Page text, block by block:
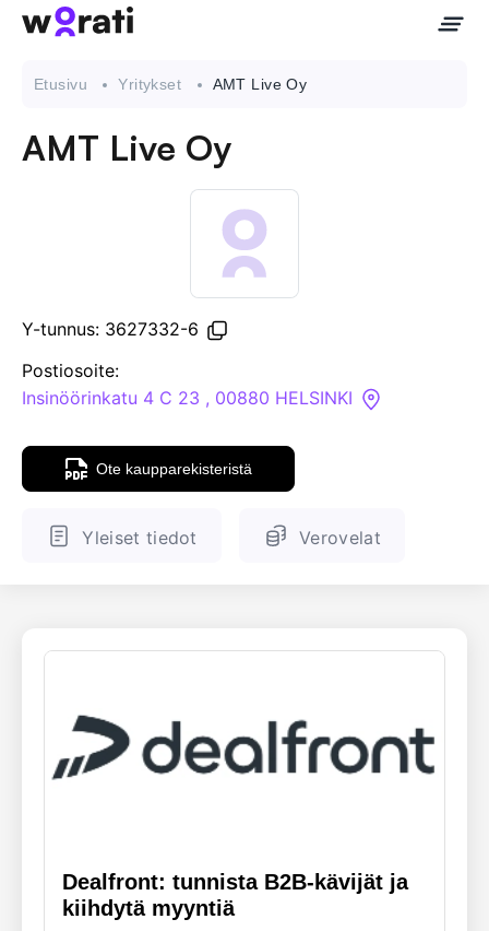
API
Tietopankki
ENGLANTI SUOMALAINEN
Etusivu Yritykset AMT Live Oy
AMT Live Oy
Y-tunnus: 3627332-6
Postiosoite:
Insinöörinkatu 4 C 23 , 00880 HELSINKI
Ote kaupparekisteristä
Yleiset tiedot Verovelat
Dealfront: tunnista B2B-kävijät ja
kiihdytä myyntiä